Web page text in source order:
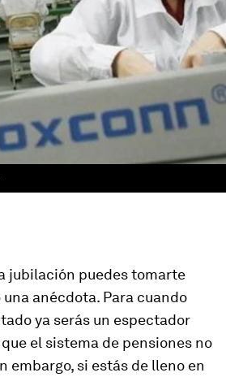
jubilación puedes tomarte
anécdota. Para cuando
ya serás un espectador
el sistema de pensiones no
embargo, si estás de lleno en